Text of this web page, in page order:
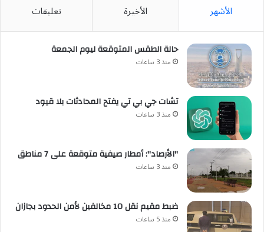
الأشهر الأخيرة تعليقات
حالة الطقس المتوقعة ليوم الجمعة
منذ 3 ساعات
تشات جي بي تي يفتح المحادثات بلا قيود
منذ 3 ساعات
"الأرصاد": أمطار صيفية متوقعة على 7 مناطق
منذ 3 ساعات
ضبط مقيم نقل 10 مخالفين لأمن الحدود بجازان
منذ 5 ساعات